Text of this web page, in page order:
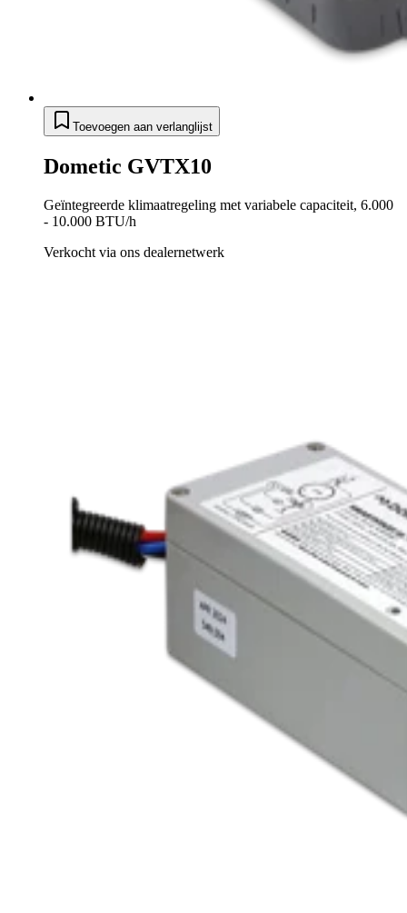
Toevoegen aan verlanglijst
Dometic GVTX10
Geïntegreerde klimaatregeling met variabele capaciteit, 6.000
- 10.000 BTU/h
Verkocht via ons dealernetwerk